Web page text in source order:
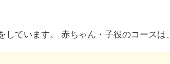
ています。 赤ちゃん・子役のコースは、